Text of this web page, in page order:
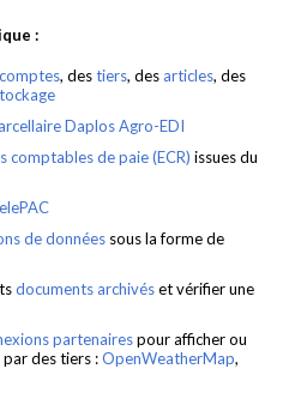
:
, destiers, desarticles, des
Daplos Agro-EDI
comptables de paie (ECR) issues du
de données sous la forme de
documents archivéset vérifier une
partenairespour afficher ou
des tiers :OpenWeatherMap,